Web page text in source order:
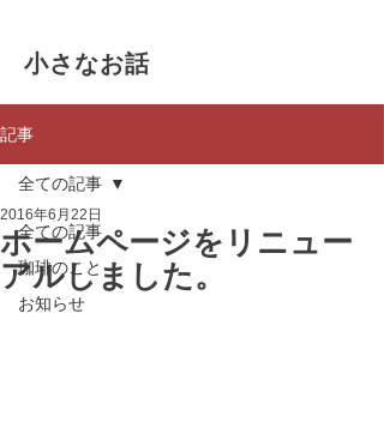
​小さなお話​
記事
全ての記事
珈琲のこと
お知らせ
全ての記事
ホームページをリニュー
アルしました。
2016年6月22日